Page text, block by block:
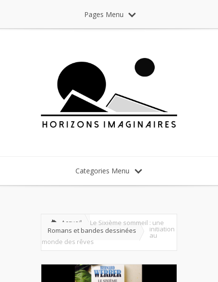
Pages Menu
Categories Menu
Accueil
Romans et bandes dessinées
Le Sixième sommeil : une
initiation
au
monde des rêves